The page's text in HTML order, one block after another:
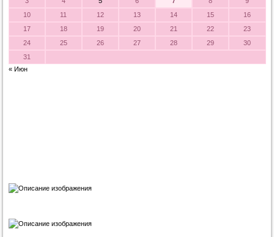
10
11 12 13 14 15
16
17
18 19 20 21 22
23
24
25 26 27 28 29
30
31
« Июн